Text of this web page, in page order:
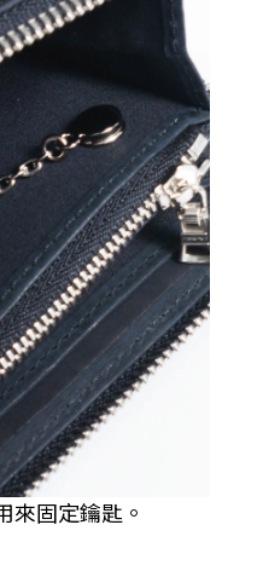
來固定鑰匙。